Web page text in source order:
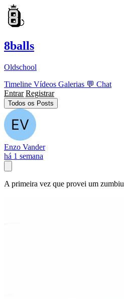
8balls
Oldschool
Timeline Vídeos Galerias 💬 Chat
Entrar Registrar
Todos os Posts
Enzo Vander
há 1 semana
A primeira vez que provei um zumbiu